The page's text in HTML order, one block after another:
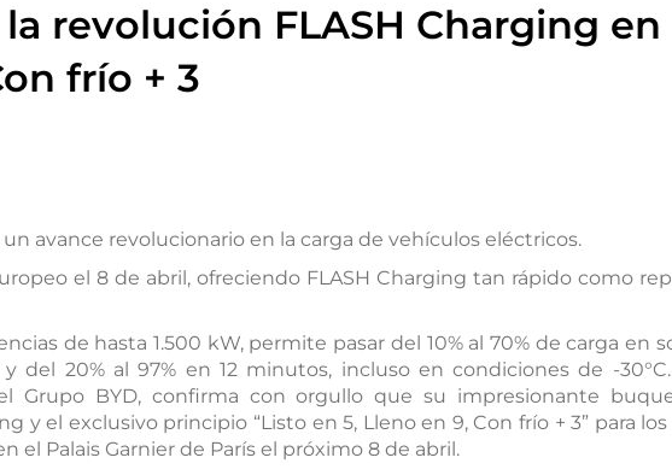
SEAGULL
YUAN PLUS LUX
EV
BYD SEALION 7
Europe Middle East & Africa
Colombia Costa
El Salvador
Paraguay
la revolución FLASH Charging
frío + 3
un avance revolucionario en la carga de vehículos eléctricos.
el 8 de abril, ofreciendo FLASH Charging tan rápido como
de hasta 1.500 kW, permite pasar del 10% al 70% de carga en
del 20% al 97% en 12 minutos, incluso en condiciones de -
Grupo BYD, confirma con orgullo que su impresionante
y el exclusivo principio “Listo en 5, Lleno en 9, Con frío + 3” para
Palais Garnier de París el próximo 8 de abril.